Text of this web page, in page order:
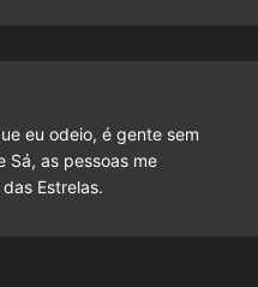
eu odeio, é gente sem
Sá, as pessoas me
Estrelas.